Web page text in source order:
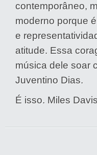
contemporâneo,
moderno porque
e
atitude. Essa
música dele soar
Juventino Dias.
É isso. Miles